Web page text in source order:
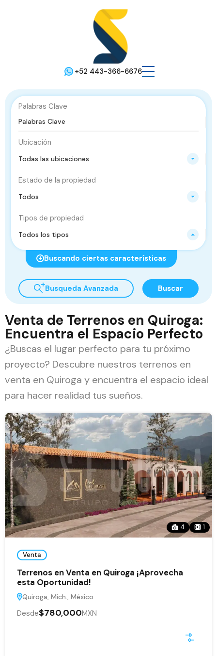
+52 443-366-6676
Palabras Clave
Ubicación
Todas las ubicaciones
Estado de la propiedad
Todos
Tipos de propiedad
Todos los tipos
Buscando ciertas características
Busqueda Avanzada Buscar
Venta de Terrenos en Quiroga:
Encuentra el Espacio Perfecto
¿Buscas el lugar perfecto para tu próximo
proyecto? Descubre nuestros terrenos en
venta en Quiroga y encuentra el espacio ideal
para hacer realidad tus sueños.
4 1
Venta
Terrenos en Venta en Quiroga ¡Aprovecha
esta Oportunidad!
Quiroga, Mich., México
Desde$780,000MXN